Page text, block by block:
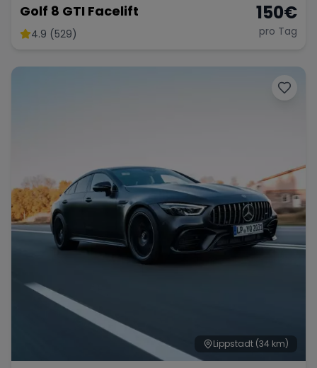
Golf 8 GTI Facelift
4.9 (529)
150€
pro Tag
Lippstadt (34 km)